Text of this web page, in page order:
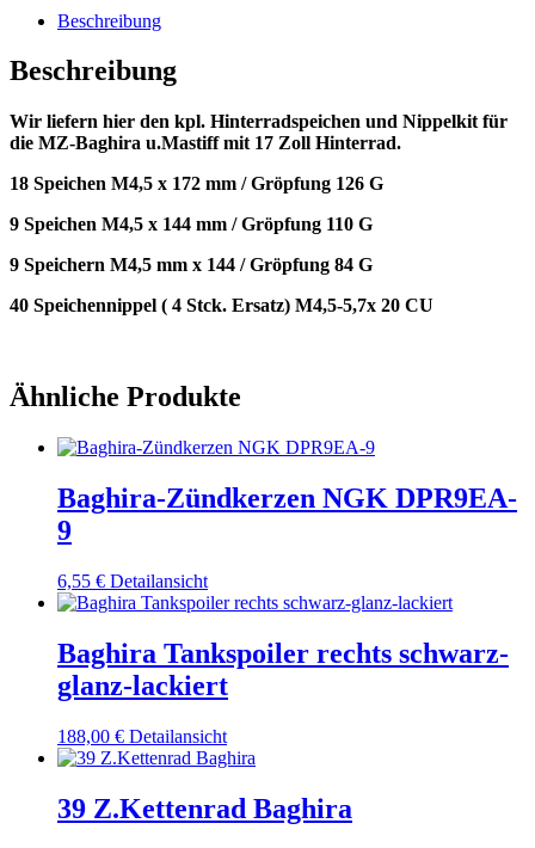
Beschreibung
Beschreibung
Wir liefern hier den kpl. Hinterradspeichen und Nippelkit für
die MZ-Baghira u.Mastiff mit 17 Zoll Hinterrad.
18 Speichen M4,5 x 172 mm / Gröpfung 126 G
9 Speichen M4,5 x 144 mm / Gröpfung 110 G
9 Speichern M4,5 mm x 144 / Gröpfung 84 G
40 Speichennippel ( 4 Stck. Ersatz) M4,5-5,7x 20 CU
Ähnliche Produkte
Baghira-Zündkerzen NGK DPR9EA-
9
6,55 € Detailansicht
Baghira Tankspoiler rechts schwarz-
glanz-lackiert
188,00 € Detailansicht
39 Z.Kettenrad Baghira